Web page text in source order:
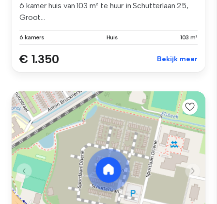
6 kamer huis van 103 m² te huur in Schutterlaan 25,
Groot...
6 kamers Huis 103 m²
€ 1.350 Bekijk meer